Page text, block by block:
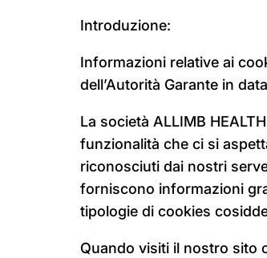
Introduzione:
Informazioni relative ai
dell’Autorità Garante in
La società ALLIMB
funzionalità che ci si
riconosciuti dai nostri
forniscono informazioni
tipologie di cookies
Quando visiti il nostro sito